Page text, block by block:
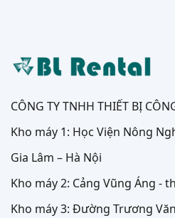
CÔNG TY TNHH THIẾT BỊ
Kho máy 1: Học Viện Nông
Gia Lâm – Hà Nội
Kho máy 2: Cảng Vũng Áng -
Kho máy 3: Đường Trương